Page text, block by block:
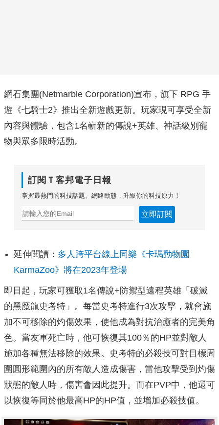
網石集團(Netmarble Corporation)宣布，旗下 RPG 手
遊《七騎士2》推出全新遊戲更新。玩家現可享受全新
內容與體驗，包含1名嶄新的傳說+英雄、神話級別寵
物與眾多限時活動。
訂閱Ｔ客邦電子日報
掌握最熱門的科技話題、網路動態，升級你的科技原力！
立即訂閱
延伸閱讀： 多人跨平台線上同樂《卡瑪動物園
KarmaZoo》將在2023年登場
即日起，玩家可獲取1名傳說+防禦型遠程英雄「 破滅
的黑魔龍史考特」。每當史考特進行3次攻擊， 就會施
加不可移除的灼傷效果，使他成為對抗治癒者的完美角
色。 當友軍死亡時，他可恢復其100％的HP並對敵人
施加各種無法移除的效果。 史考特的必殺技可對目標周
圍圓形範圍內的所有敵人造成傷害， 當他攻擊受到灼傷
狀態的敵人時，傷害會因此提升。而在PVP中， 他還可
以恢復等同於他最高HP的HP值，並增加必殺技值。